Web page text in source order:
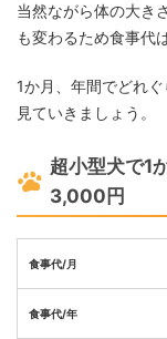
当然ながら体の大き
も変わるため食事代
1か月、年間でどれ
見ていきましょう。
超小型犬で1
3,000円
食事代/月
食事代/年